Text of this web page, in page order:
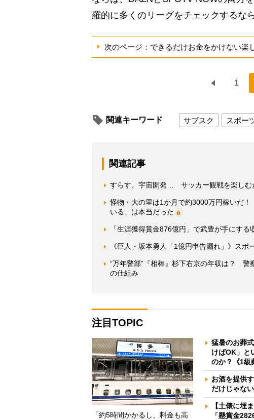
羅的に多くのリーグをチェックするな
次のページ：できるだけお金をかけない楽
1
関連キーワード サブスク スポー
関連記事
すらす、宇宙開発… サッカー観戦を楽しむ
怪物・大の里は1か月で約3000万円稼いだ
いる」は本当だった
「生涯獲得賞金876億円」で武豊が手にす
《巨人・坂本勇人「1億円申告漏れ」》ス
“万年警部”『相棒』杉下右京の年収は？ 警
の仕組み
注目TOPIC
「約5時間かかるし、料金も高
猛暑のお葬
けばOK」と
のか？《1級
お酒を提供
だけじゃな
【土俵に埋
「懸賞金